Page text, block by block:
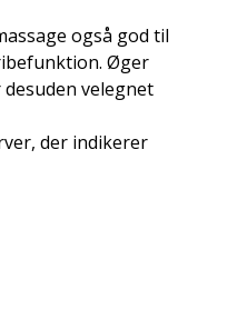
også god til
Øger
velegnet
der indikerer